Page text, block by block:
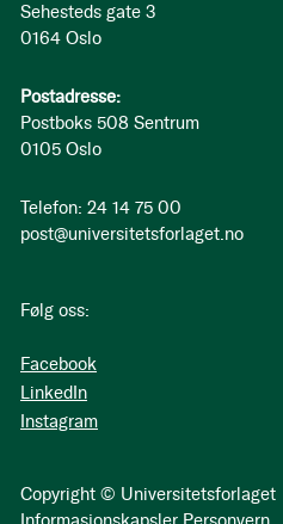
Sehesteds gate 3
0164 Oslo
Postadresse:
Postboks 508 Sentrum
0105 Oslo
Telefon: 24 14 75 00
post@universitetsforlaget.no
Følg oss:
Facebook
LinkedIn
Instagram
Copyright © Universitetsforlaget